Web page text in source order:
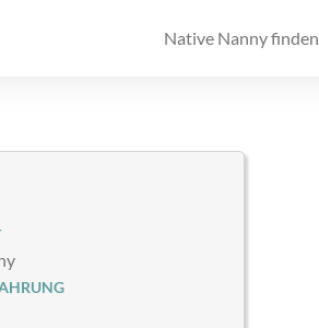
Native Nanny finden